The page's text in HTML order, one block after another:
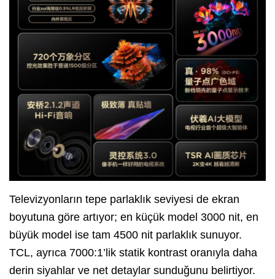
Televizyonların tepe parlaklık seviyesi de ekran
boyutuna göre artıyor; en küçük model 3000 nit, en
büyük model ise tam 4500 nit parlaklık sunuyor.
TCL, ayrıca 7000:1’lik statik kontrast oranıyla daha
derin siyahlar ve net detaylar sunduğunu belirtiyor.